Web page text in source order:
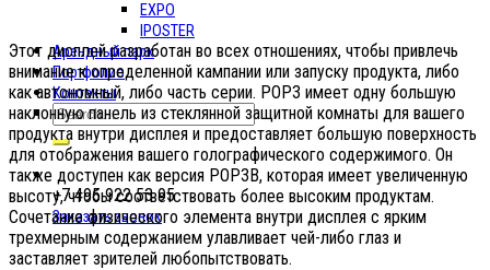
EXPO
IPOSTER
Арендный парк
Портфолио
Контакты
+7 495 922 53 95
Заказать звонок
Этот дисплей разработан во всех отношениях, чтобы привлечь
внимание к определенной кампании или запуску продукта, либо
как автономный, либо часть серии. POP3 имеет одну большую
наклонную панель из стеклянной защитной комнаты для вашего
продукта внутри дисплея и предоставляет большую поверхность
для отображения вашего голографического содержимого. Он
также доступен как версия POP3B, которая имеет увеличенную
высоту, чтобы соответствовать более высоким продуктам.
Сочетание физического элемента внутри дисплея с ярким
трехмерным содержанием улавливает чей-либо глаз и
заставляет зрителей любопытствовать.